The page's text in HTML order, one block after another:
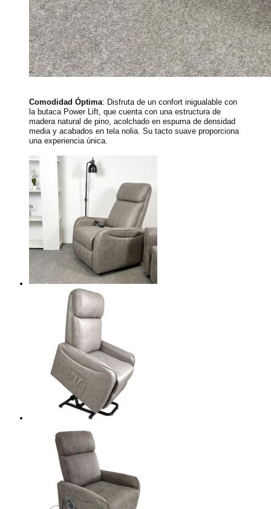
Comodidad Óptima: Disfruta de un confort inigualable con
la butaca Power Lift, que cuenta con una estructura de
madera natural de pino, acolchado en espuma de densidad
media y acabados en tela nolia. Su tacto suave proporciona
una experiencia única.